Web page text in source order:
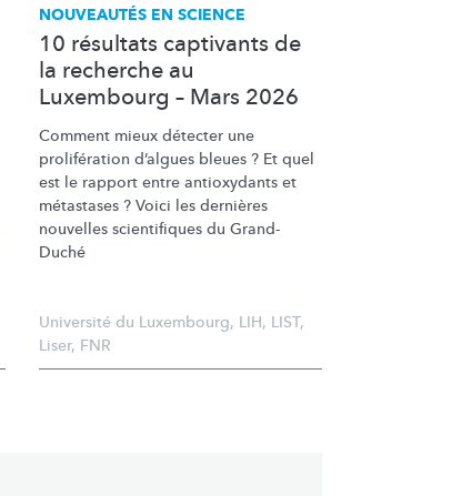
NOUVEAUTÉS EN SCIENCE
10 résultats captivants de
la recherche au
Luxembourg – Mars 2026
Comment mieux détecter une
prolifération d’algues bleues ? Et quel
est le rapport entre antioxydants et
métastases ? Voici les dernières
nouvelles scientifiques du Grand-
Duché
Université du Luxembourg, LIH, LIST,
Liser, FNR